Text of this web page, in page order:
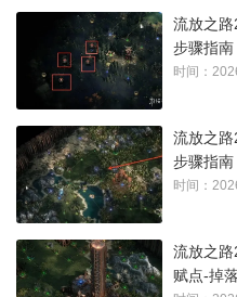
避开沿途零散小怪与裂隙生成
专属献祭祭坛。
流放之
步骤指南
时间：
流放之
步骤指南
时间：
流放之
赋点-掉